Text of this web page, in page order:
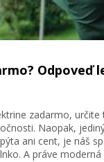
Odpoveď
zadarmo, určite
Naopak,
ani cent, je náš
A práve